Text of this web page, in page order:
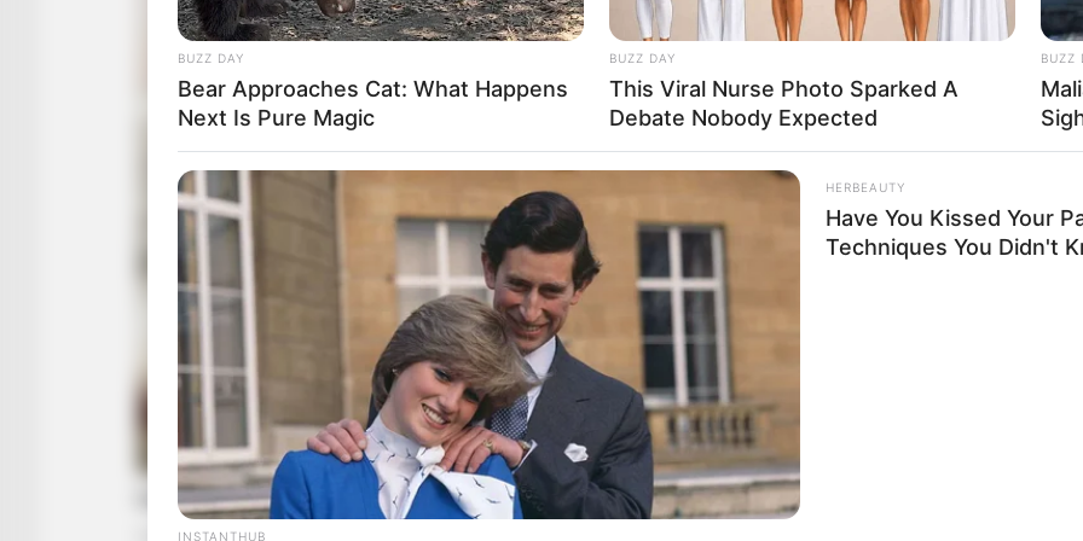
BUZZ DAY
Bear Approaches Cat: What Happens
Next Is Pure Magic
BUZZ DAY
This Viral Nurse Photo Sparked A
Debate Nobody Expected
BUZZ
INSTANTHUB
HERBEAUTY
Have You Kissed Your
Techniques You Didn't